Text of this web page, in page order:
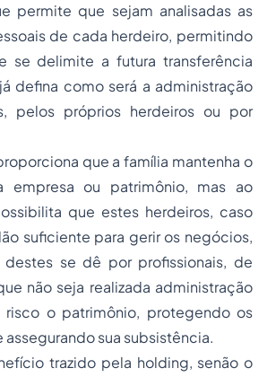
permite que sejam analisadas as
de cada herdeiro, permitindo
se delimite a futura transferência
defina como será a administração
pelos próprios herdeiros ou por
que a família mantenha o
empresa ou patrimônio, mas ao
que estes herdeiros, caso
suficiente para gerir os negócios,
se dê por profissionais, de
não seja realizada administração
o patrimônio, protegendo os
assegurando sua subsistência.
trazido pela holding, senão o